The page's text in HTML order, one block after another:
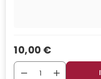
Verkaufspreis
10,00 €